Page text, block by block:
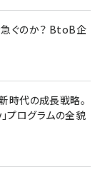
ぐのか？ BtoB企
時代の成長戦略。
ログラムの全貌